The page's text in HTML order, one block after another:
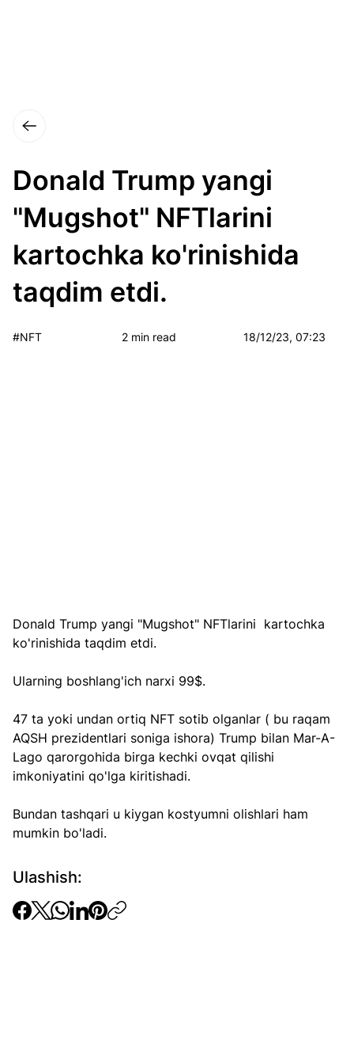
Donald Trump yangi
"Mugshot" NFTlarini
kartochka ko'rinishida
taqdim etdi.
#NFT 2 min read 18/12/23, 07:23
Donald Trump yangi "Mugshot" NFTlarini  kartochka
ko'rinishida taqdim etdi.
Ularning boshlang'ich narxi 99$.
47 ta yoki undan ortiq NFT sotib olganlar ( bu raqam
AQSH prezidentlari soniga ishora) Trump bilan Mar-A-
Lago qarorgohida birga kechki ovqat qilishi
imkoniyatini qo'lga kiritishadi.
Bundan tashqari u kiygan kostyumni olishlari ham
mumkin bo'ladi.
Ulashish: